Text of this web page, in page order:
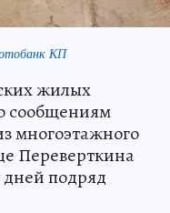
КП
жилых
сообщениям
многоэтажного
Переверткина
дней подряд